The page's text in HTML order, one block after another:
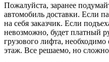
Пожалуйста, заранее
автомобиль доставки. Если
на себя заказчик. Если
невозможно, будет платный
грузового лифта,
этаж. Все решаемо, но